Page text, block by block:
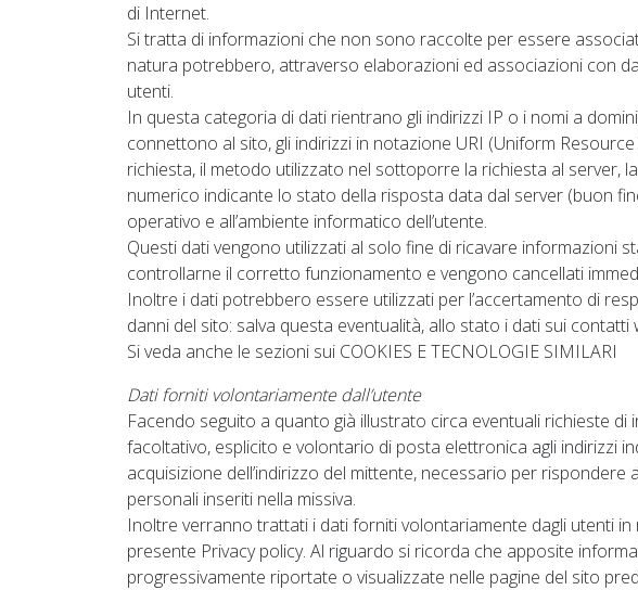
di Internet.
Si tratta di informazioni che non sono raccolte per essere
natura potrebbero, attraverso elaborazioni ed associazioni con
utenti.
In questa categoria di dati rientrano gli indirizzi IP o i nomi a
connettono al sito, gli indirizzi in notazione URI (Uniform
richiesta, il metodo utilizzato nel sottoporre la richiesta al server,
numerico indicante lo stato della risposta data dal server (buon
operativo e all’ambiente informatico dell’utente.
Questi dati vengono utilizzati al solo fine di ricavare informazioni
controllarne il corretto funzionamento e vengono cancellati
Inoltre i dati potrebbero essere utilizzati per l’accertamento di
danni del sito: salva questa eventualità, allo stato i dati sui
Si veda anche le sezioni sui COOKIES E TECNOLOGIE SIMILARI
Dati forniti volontariamente dall’utente
Facendo seguito a quanto già illustrato circa eventuali richieste di
facoltativo, esplicito e volontario di posta elettronica agli indirizzi
acquisizione dell’indirizzo del mittente, necessario per rispondere
personali inseriti nella missiva.
Inoltre verranno trattati i dati forniti volontariamente dagli utenti
presente Privacy policy. Al riguardo si ricorda che apposite
progressivamente riportate o visualizzate nelle pagine del sito